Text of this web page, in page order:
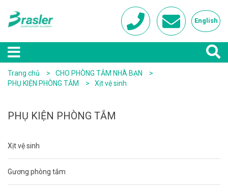
English
Trang chủ
CHO PHÒNG TẮM NHÀ BẠN
PHỤ KIỆN PHÒNG TẮM
Xịt vệ sinh
PHỤ KIỆN PHÒNG TẮM
Xịt vệ sinh
Gương phòng tắm